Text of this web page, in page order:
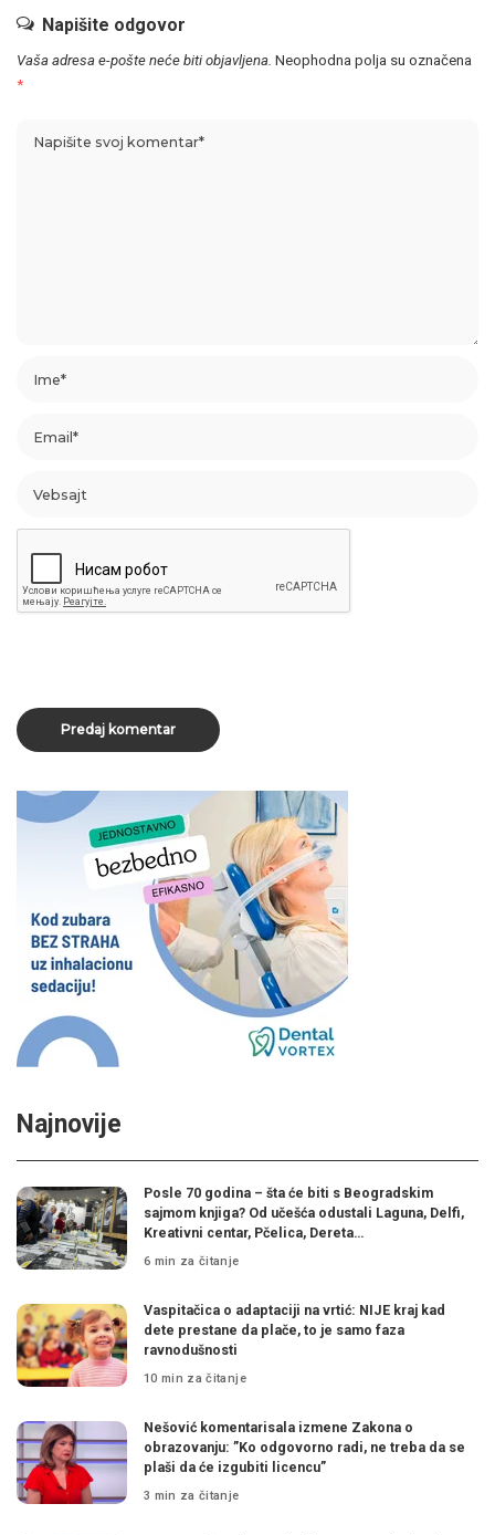
Napišite odgovor
Vaša adresa e-pošte neće biti objavljena. Neophodna polja su označena
*
Najnovije
Posle 70 godina – šta će biti s Beogradskim
sajmom knjiga? Od učešća odustali Laguna, Delfi,
Kreativni centar, Pčelica, Dereta…
6 min za čitanje
Vaspitačica o adaptaciji na vrtić: NIJE kraj kad
dete prestane da plače, to je samo faza
ravnodušnosti
10 min za čitanje
Nešović komentarisala izmene Zakona o
obrazovanju: ”Ko odgovorno radi, ne treba da se
plaši da će izgubiti licencu”
3 min za čitanje